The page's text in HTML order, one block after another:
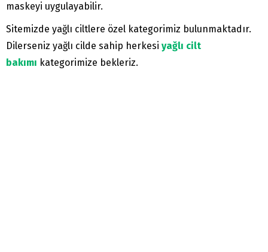
maskeyi uygulayabilir.
Sitemizde yağlı ciltlere özel kategorimiz bulunmaktadır.
Dilerseniz yağlı cilde sahip herkesi yağlı cilt
bakımı kategorimize bekleriz.